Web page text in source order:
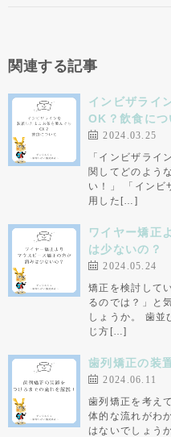
関連する記事
インビザライ
OK？飲食につ
2024.03.25
「インビザライ
関してどのよう
い！」 「インビ
用した[…]
ワイヤー矯正
は少ないの？
2024.05.24
矯正を検討して
るのでは？」と
しょうか。 歯並
じ方[…]
歯列矯正の装
2024.06.11
歯列矯正を考え
体的な流れがわ
はないでしょう